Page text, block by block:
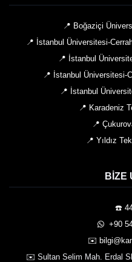
📍 Boğaziçi
📍 İstanbul Üniversitesi-
📍 İstanbul
📍 İstanbul Üniversitesi-
📍 İstanbul
📍 Karadeniz
📍
📍 Yıldız
BIZE
☎️
+90
✉️
✉️ Sultan Selim Mah. Erdal